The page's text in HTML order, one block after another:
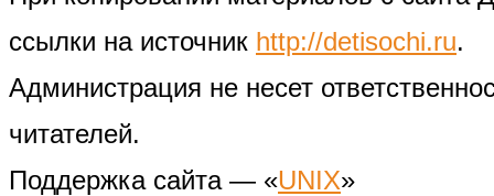
ссылки на источник http://detisochi.ru.
Администрация не несет
читателей.
Поддержка сайта — «UNIX»